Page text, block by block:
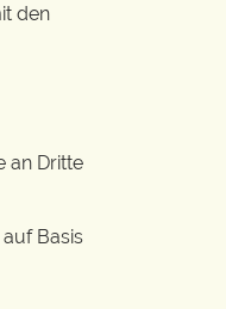
den
an Dritte
Basis